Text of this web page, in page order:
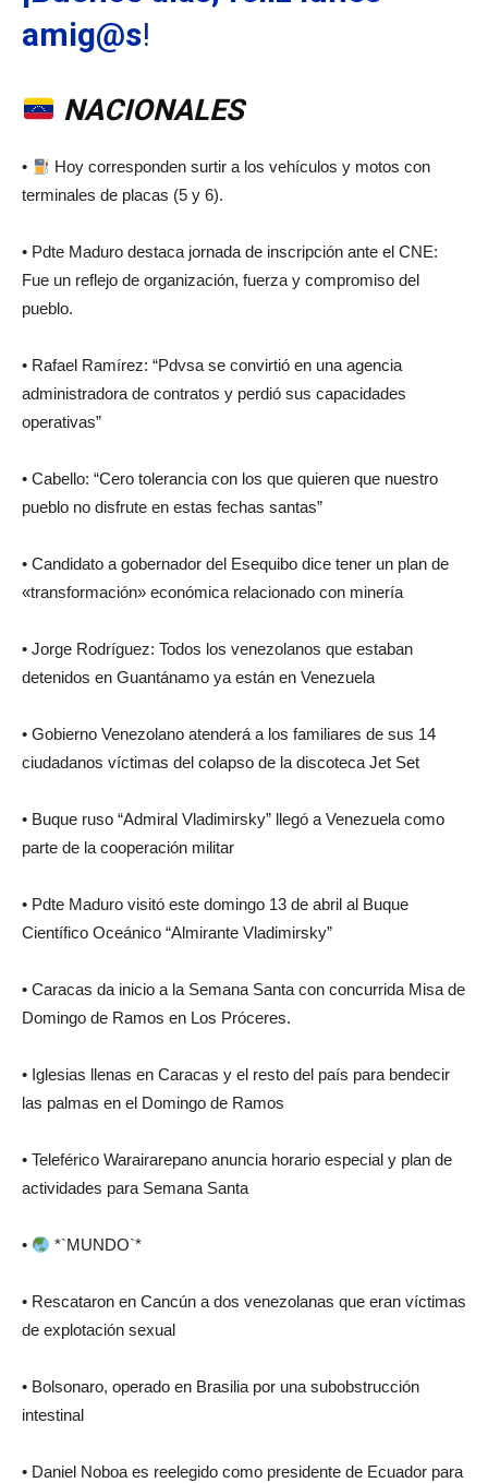
amig@s!
NACIONALES
•
Hoy corresponden surtir a los vehículos y motos con
terminales de placas (5 y 6).
• Pdte Maduro destaca jornada de inscripción ante el CNE:
Fue un reflejo de organización, fuerza y compromiso del
pueblo.
• Rafael Ramírez: “Pdvsa se convirtió en una agencia
administradora de contratos y perdió sus capacidades
operativas”
• Cabello: “Cero tolerancia con los que quieren que nuestro
pueblo no disfrute en estas fechas santas”
• Candidato a gobernador del Esequibo dice tener un plan de
«transformación» económica relacionado con minería
• Jorge Rodríguez: Todos los venezolanos que estaban
detenidos en Guantánamo ya están en Venezuela
• Gobierno Venezolano atenderá a los familiares de sus 14
ciudadanos víctimas del colapso de la discoteca Jet Set
• Buque ruso “Admiral Vladimirsky” llegó a Venezuela como
parte de la cooperación militar
• Pdte Maduro visitó este domingo 13 de abril al Buque
Científico Oceánico “Almirante Vladimirsky”
• Caracas da inicio a la Semana Santa con concurrida Misa de
Domingo de Ramos en Los Próceres.
• Iglesias llenas en Caracas y el resto del país para bendecir
las palmas en el Domingo de Ramos
• Teleférico Warairarepano anuncia horario especial y plan de
actividades para Semana Santa
• *`MUNDO`*
• Rescataron en Cancún a dos venezolanas que eran víctimas
de explotación sexual
• Bolsonaro, operado en Brasilia por una subobstrucción
intestinal
• Daniel Noboa es reelegido como presidente de Ecuador para